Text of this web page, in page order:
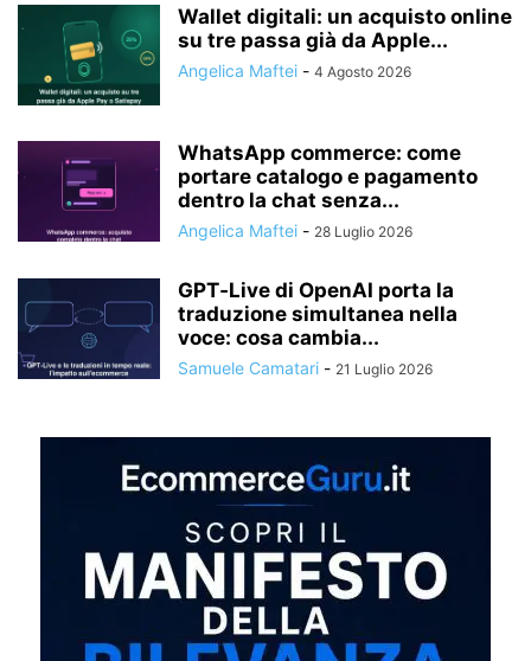
Wallet digitali: un acquisto online
su tre passa già da Apple...
Angelica Maftei - 4 Agosto 2026
WhatsApp commerce: come
portare catalogo e pagamento
dentro la chat senza...
Angelica Maftei - 28 Luglio 2026
GPT‑Live di OpenAI porta la
traduzione simultanea nella
voce: cosa cambia...
Samuele Camatari - 21 Luglio 2026